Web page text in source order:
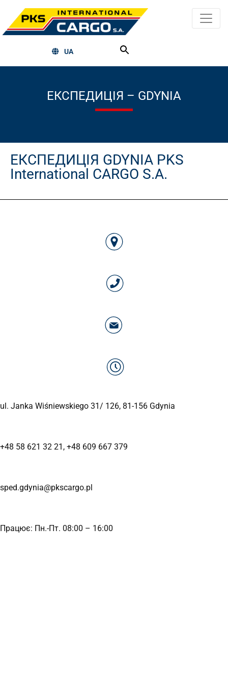
UA
ЕКСПЕДИЦІЯ – GDYNIA
ЕКСПЕДИЦІЯ GDYNIA PKS
International CARGO S.A.
ul. Janka Wiśniewskiego 31/ 126, 81-156 Gdynia
+48 58 621 32 21 , +48 609 667 379
sped.gdynia@pkscargo.pl
Працює: Пн.-Пт. 08:00 – 16:00